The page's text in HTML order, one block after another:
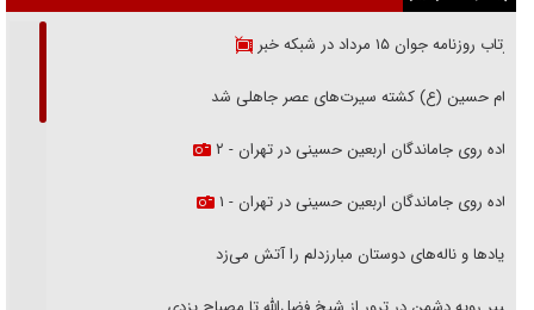
پیشنهاد سردبیر
بازتاب روزنامه جوان ۱۵ مرداد در شبکه خبر
امام حسین (ع) کشته سیرت‌های عصر جاهلی شد
پیاده روی جاماندگان اربعین حسینی در تهران - ۲